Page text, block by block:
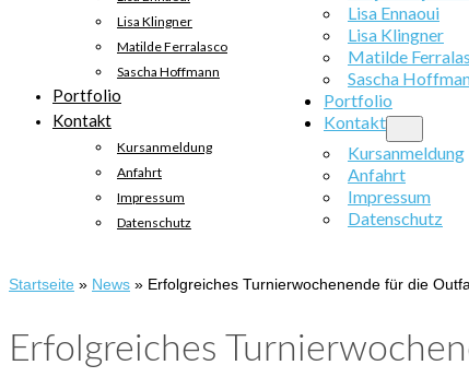
Lisa Klingner
Matilde Ferralasco
Sascha Hoffmann
Portfolio
Kontakt
Kursanmeldung
Anfahrt
Impressum
Datenschutz
Lisa Ennaoui
Lisa Klingner
Matilde
Sascha
Portfolio
Kontakt
Kursanmeldung
Anfahrt
Impressum
Datenschutz
Startseite » News » Erfolgreiches Turnierwochenende für die
Erfolgreiches